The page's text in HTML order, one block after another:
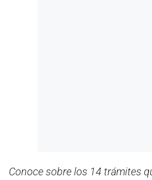
Conoce sobre los 14 trámites